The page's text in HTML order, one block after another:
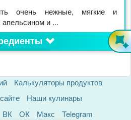
очень нежные, мягкие и
и ...
Калькуляторы продуктов
Наши кулинары
ВК ОК Макс Telegram